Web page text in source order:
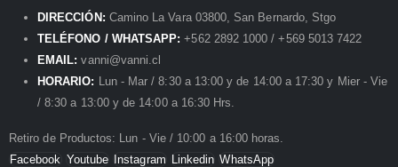
DIRECCIÓN: Camino La Vara 03800, San Bernardo, Stgo
TELÉFONO / WHATSAPP: +562 2892 1000 / +569 5013 7422
EMAIL: vanni@vanni.cl
HORARIO: Lun - Mar / 8:30 a 13:00 y de 14:00 a 17:30 y Mier - Vie
/ 8:30 a 13:00 y de 14:00 a 16:30 Hrs.
Retiro de Productos: Lun - Vie / 10:00 a 16:00 horas.
Facebook Youtube Instagram Linkedin WhatsApp